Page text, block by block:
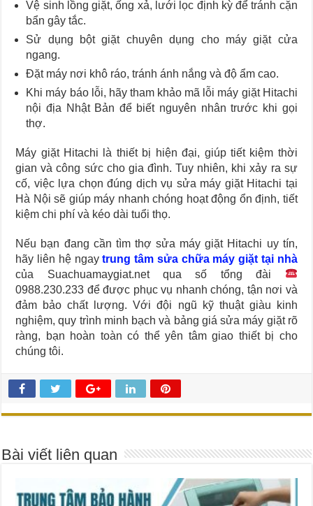
Vệ sinh lồng giặt, ống xả, lưới lọc định kỳ để tránh cặn
bẩn gây tắc.
Sử dụng bột giặt chuyên dụng cho máy giặt cửa
ngang.
Đặt máy nơi khô ráo, tránh ánh nắng và độ ẩm cao.
Khi máy báo lỗi, hãy tham khảo mã lỗi máy giặt Hitachi
nội địa Nhật Bản để biết nguyên nhân trước khi gọi
thợ.
Máy giặt Hitachi là thiết bị hiện đại, giúp tiết kiệm thời
gian và công sức cho gia đình. Tuy nhiên, khi xảy ra sự
cố, việc lựa chọn đúng dịch vụ sửa máy giặt Hitachi tại
Hà Nội sẽ giúp máy nhanh chóng hoạt động ổn định, tiết
kiệm chi phí và kéo dài tuổi thọ.
Nếu bạn đang cần tìm thợ sửa máy giặt Hitachi uy tín,
hãy liên hệ ngaytrung tâm sửa chữa máy giặt tại nhà
của Suachuamaygiat.net qua số tổng đài
0988.230.233 để được phục vụ nhanh chóng, tận nơi và
đảm bảo chất lượng. Với đội ngũ kỹ thuật giàu kinh
nghiệm, quy trình minh bạch và bảng giá sửa máy giặt rõ
ràng, bạn hoàn toàn có thể yên tâm giao thiết bị cho
chúng tôi.
Bài viết liên quan